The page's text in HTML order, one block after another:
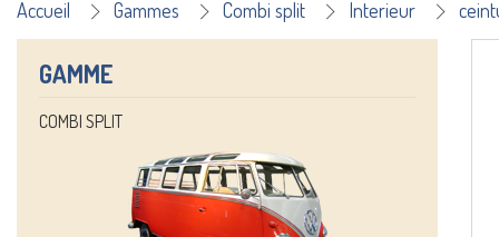
Accueil Gammes Combi split Interieur
GAMME
COMBI SPLIT